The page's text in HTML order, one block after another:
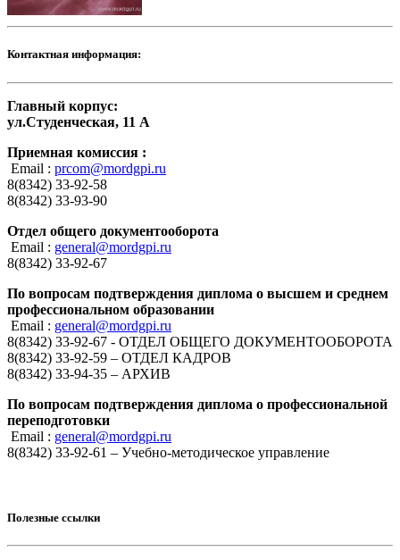
Контактная информация:
Главный корпус:
ул.Студенческая, 11 А
Приемная комиссия :
Email : prcom@mordgpi.ru
8(8342) 33-92-58
8(8342) 33-93-90
Отдел общего документооборота
Email : general@mordgpi.ru
8(8342) 33-92-67
По вопросам подтверждения диплома о высшем и среднем
профессиональном образовании
Email : general@mordgpi.ru
8(8342) 33-92-67 - ОТДЕЛ ОБЩЕГО ДОКУМЕНТООБОРОТА
8(8342) 33-92-59 – ОТДЕЛ КАДРОВ
8(8342) 33-94-35 – АРХИВ
По вопросам подтверждения диплома о профессиональной
переподготовки
Email : general@mordgpi.ru
8(8342) 33-92-61 – Учебно-методическое управление
Полезные ссылки